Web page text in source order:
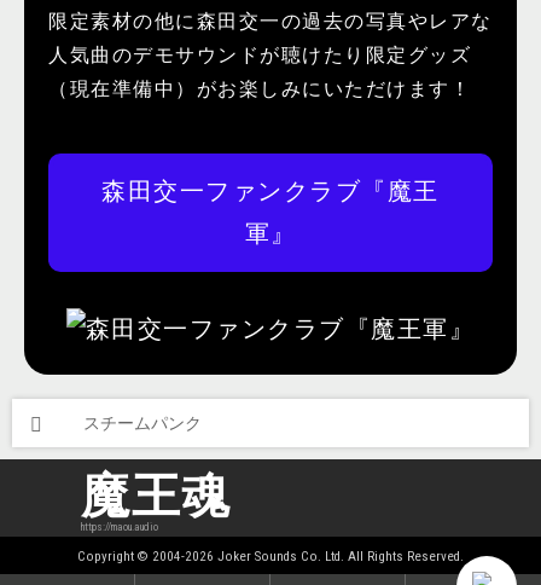
限定素材の他に森田交一の過去の写真やレアな
人気曲のデモサウンドが聴けたり限定グッズ
（現在準備中）がお楽しみにいただけます！
森田交一ファンクラブ『魔王
軍』
スチームパンク
魔王魂
https://maou.audio
Copyright © 2004-2026 Joker Sounds Co. Ltd. All Rights Reserved.